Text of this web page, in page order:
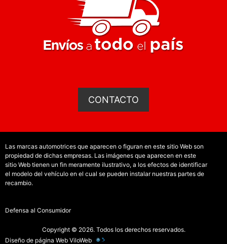
CONTACTO
Las marcas automotrices que aparecen o figuran en este sitio Web son
propiedad de dichas empresas. Las imágenes que aparecen en este
sitio Web tienen un fin meramente ilustrativo, a los efectos de identificar
el modelo del vehículo en el cual se pueden instalar nuestras partes de
recambio.
Defensa al Consumidor
Copyright © 2026. Todos los derechos reservados.
Diseño de página Web ViloWeb